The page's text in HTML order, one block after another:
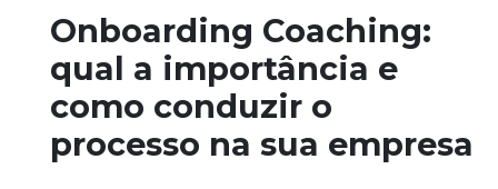
Onboarding Coaching:
qual a importância e
como conduzir o
processo na sua empresa